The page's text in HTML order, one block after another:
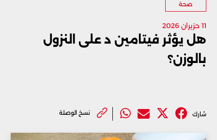
صحة
11 حزيران 2026
هل يؤثر فيتامين د على النزول
بالوزن؟
شارك نسخ الوصلة